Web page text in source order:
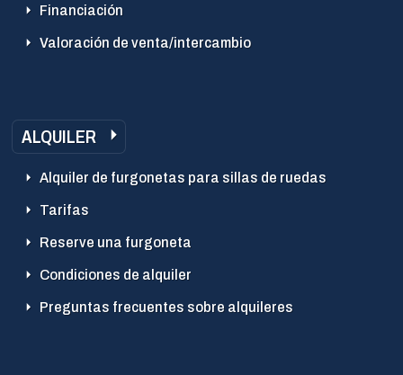
Financiación
Valoración de venta/intercambio
ALQUILER
Alquiler de furgonetas para sillas de ruedas
Tarifas
Reserve una furgoneta
Condiciones de alquiler
Preguntas frecuentes sobre alquileres